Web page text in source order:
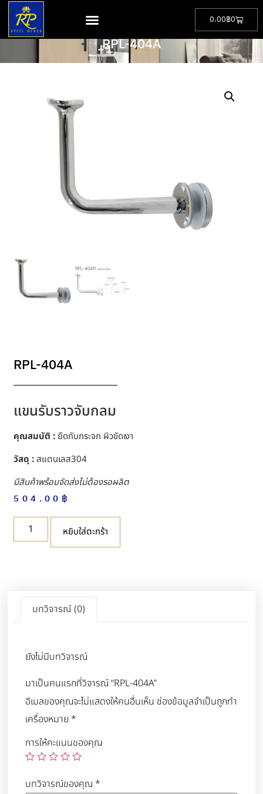
0.00฿0
RPL-404A
RPL-404A
แขนรับราวจับกลม
คุณสมบัติ : ยึดกับกระจก ผิวขัดเงา
วัสดุ :สแตนเลส304
มีสินค้าพร้อมจัดส่งไม่ต้องรอผลิต
504.00 ฿
หยิบใส่ตะกร้า
บทวิจารณ์ (0)
ยังไม่มีบทวิจารณ์
มาเป็นคนแรกที่วิจารณ์ “RPL-404A”
อีเมลของคุณจะไม่แสดงให้คนอื่นเห็น ช่องข้อมูลจำเป็นถูกทำ
เครื่องหมาย *
การให้คะแนนของคุณ
บทวิจารณ์ของคุณ *